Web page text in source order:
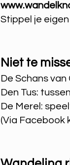
Stippel je
Niet te
De Schans
Den Tus:
De Merel:
(Via Facebook